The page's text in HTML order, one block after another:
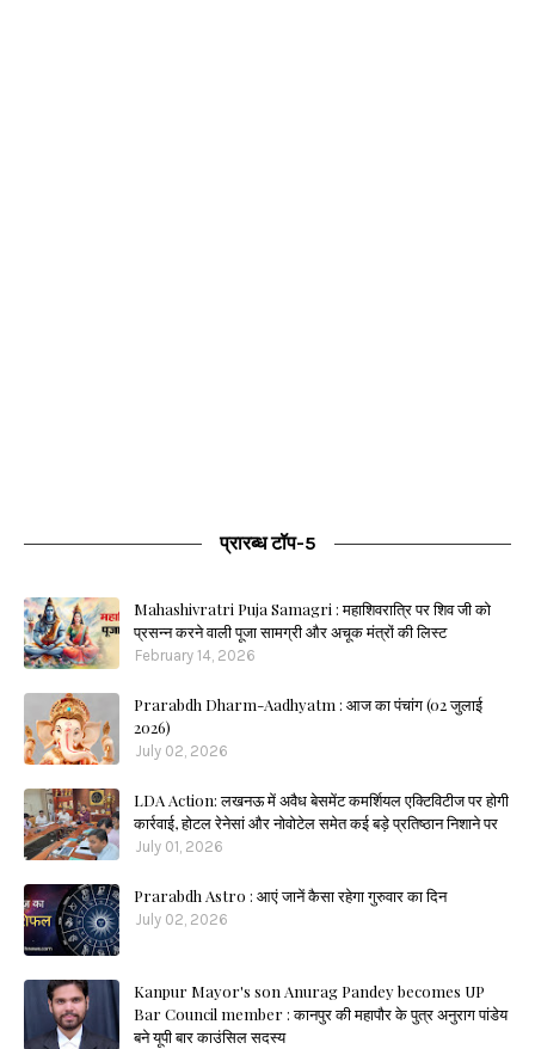
प्रारब्ध टॉप-5
Mahashivratri Puja Samagri : महाशिवरात्रि पर शिव जी को
प्रसन्न करने वाली पूजा सामग्री और अचूक मंत्रों की लिस्ट
February 14, 2026
Prarabdh Dharm-Aadhyatm : आज का पंचांग (02 जुलाई
2026)
July 02, 2026
LDA Action: लखनऊ में अवैध बेसमेंट कमर्शियल एक्टिविटीज पर होगी
कार्रवाई, होटल रेनेसां और नोवोटेल समेत कई बड़े प्रतिष्ठान निशाने पर
July 01, 2026
Prarabdh Astro : आएं जानें कैसा रहेगा गुरुवार का दिन
July 02, 2026
Kanpur Mayor's son Anurag Pandey becomes UP
Bar Council member : कानपुर की महापौर के पुत्र अनुराग पांडेय
बने यूपी बार काउंसिल सदस्य